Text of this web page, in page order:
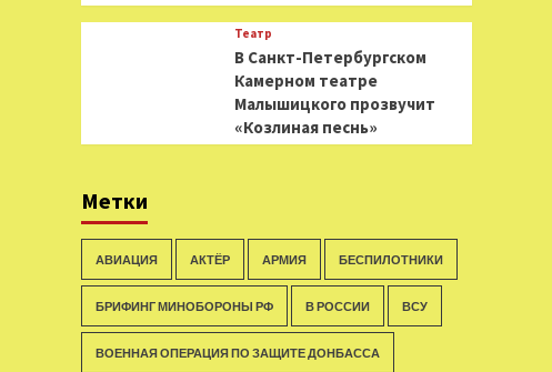
Театр
В Санкт-Петербургском
Камерном театре
Малышицкого прозвучит
«Козлиная песнь»
Метки
АВИАЦИЯ АКТЁР АРМИЯ БЕСПИЛОТНИКИ
БРИФИНГ МИНОБОРОНЫ РФ В РОССИИ ВСУ
ВОЕННАЯ ОПЕРАЦИЯ ПО ЗАЩИТЕ ДОНБАССА